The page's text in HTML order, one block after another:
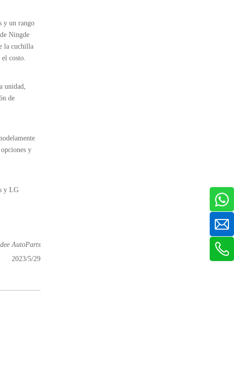
y un rango
Ningde
la cuchilla
costo.
unidad,
de
y
y LG
AutoParts
2023/5/29